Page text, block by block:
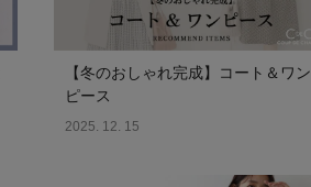
【冬のおしゃれ完成】コート＆ワン
ピース
2025. 12. 15